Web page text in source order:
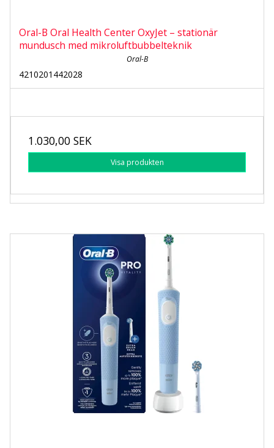
Oral-B Oral Health Center OxyJet – stationär
mundusch med mikroluftbubbelteknik
Oral-B
4210201442028
1.030,00 SEK
Visa produkten